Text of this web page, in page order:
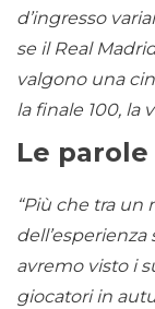
d’ingresso
se il Real
valgono una
la finale 100, la
Le
“Più che tra un
dell’esperienza
avremo visto i
giocatori in